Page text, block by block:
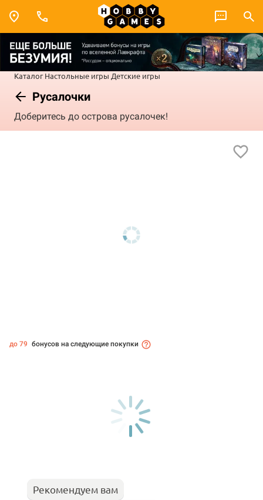
Каталог Настольные игры Детские игры
Русалочки
Доберитесь до острова русалочек!
до 79 бонусов на следующие покупки
Рекомендуем вам